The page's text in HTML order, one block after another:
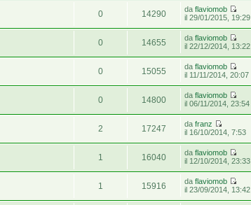
0 14290 daflaviomob
il 29/01/2015, 19:29
0 14655 daflaviomob
il 22/12/2014, 13:22
0 15055 daflaviomob
il 11/11/2014, 20:07
0 14800 daflaviomob
il 06/11/2014, 23:54
2 17247 dafranz
il 16/10/2014, 7:53
1 16040 daflaviomob
il 12/10/2014, 23:33
1 15916 daflaviomob
il 23/09/2014, 13:42